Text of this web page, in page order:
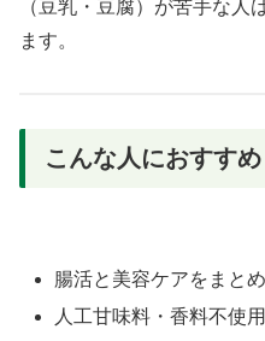
（豆乳・豆腐）が苦手な人
ます。
こんな人におすすめ
腸活と美容ケアをまと
人工甘味料・香料不使